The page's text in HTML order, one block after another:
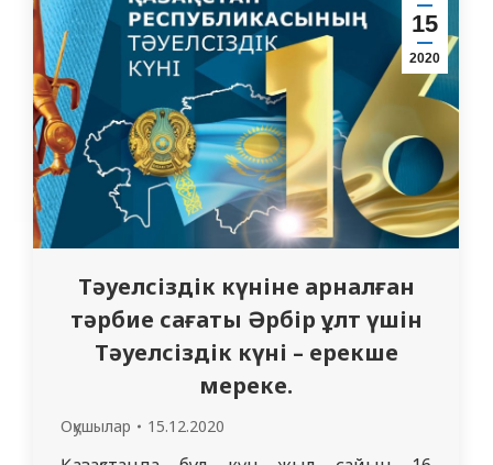
Қазақстан Республикасының Тәуелсіздік
күніне арналған кураторлық сағат өткізді.
Кураторлық сағатқа 1111 тобы студенттері
Қазақстан Республикасының Тәуелсіздік…
15
2020
Тәуелсіздік күніне арналған
тәрбие сағаты Әрбір ұлт үшін
Тәуелсіздік күні – ерекше
мереке.
Оқушылар 15.12.2020